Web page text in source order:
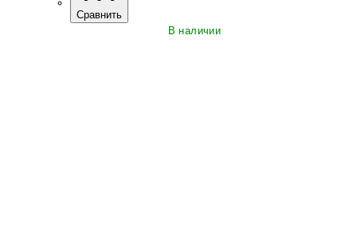
Сравнить
В наличии